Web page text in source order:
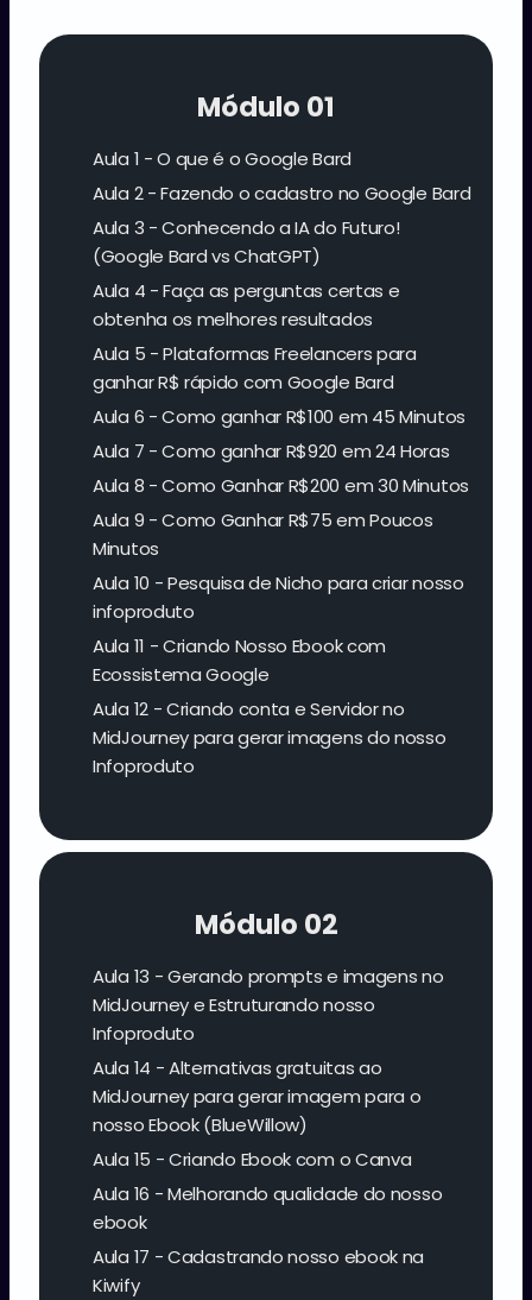
Módulo 01
Aula 1 - O que é o Google Bard
Aula 2 - Fazendo o cadastro no Google Bard
Aula 3 - Conhecendo a IA do Futuro!
(Google Bard vs ChatGPT)
Aula 4 - Faça as perguntas certas e
obtenha os melhores resultados
Aula 5 - Plataformas Freelancers para
ganhar R$ rápido com Google Bard
Aula 6 - Como ganhar R$100 em 45 Minutos
Aula 7 - Como ganhar R$920 em 24 Horas
Aula 8 - Como Ganhar R$200 em 30 Minutos
Aula 9 - Como Ganhar R$75 em Poucos
Minutos
Aula 10 - Pesquisa de Nicho para criar nosso
infoproduto
Aula 11 - Criando Nosso Ebook com
Ecossistema Google
Aula 12 - Criando conta e Servidor no
MidJourney para gerar imagens do nosso
Infoproduto
Módulo 02
Aula 13 - Gerando prompts e imagens no
MidJourney e Estruturando nosso
Infoproduto
Aula 14 - Alternativas gratuitas ao
MidJourney para gerar imagem para o
nosso Ebook (BlueWillow)
Aula 15 - Criando Ebook com o Canva
Aula 16 - Melhorando qualidade do nosso
ebook
Aula 17 - Cadastrando nosso ebook na
Kiwify